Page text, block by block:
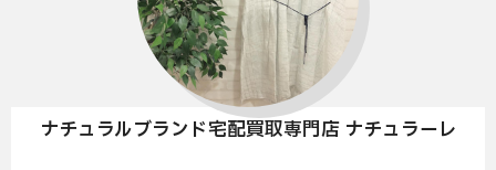
ナチュラルブランド宅配買取専門店 ナチュラーレ